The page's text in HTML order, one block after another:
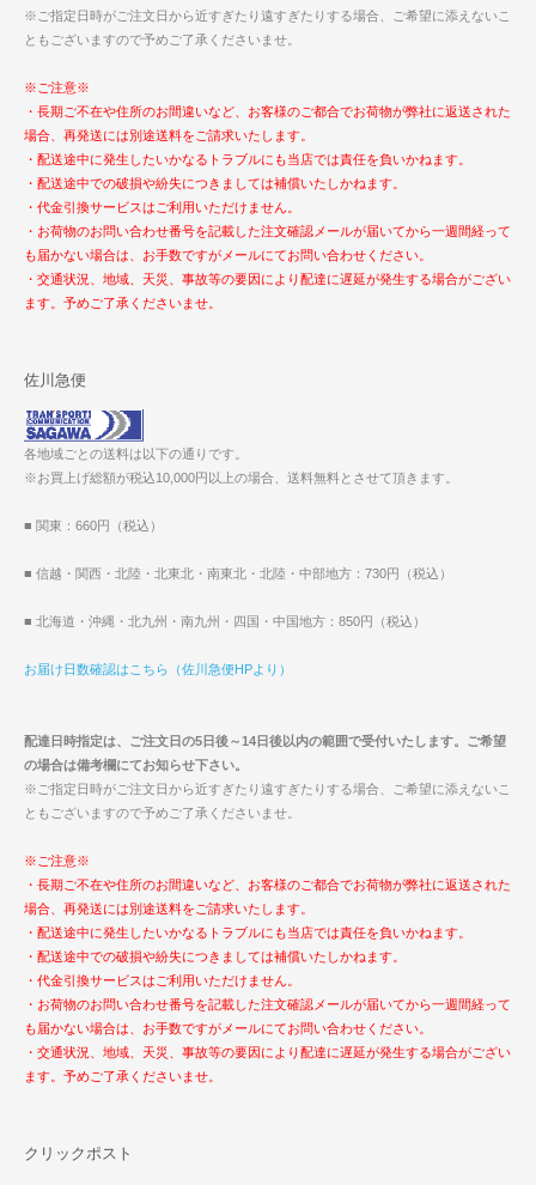
※ご指定日時がご注文日から近すぎたり遠すぎたりする場合、ご希望に添えないこ
ともございますので予めご了承くださいませ。
※ご注意※
・長期ご不在や住所のお間違いなど、お客様のご都合でお荷物が弊社に返送された
場合、再発送には別途送料をご請求いたします。
・配送途中に発生したいかなるトラブルにも当店では責任を負いかねます。
・配送途中での破損や紛失につきましては補償いたしかねます。
・代金引換サービスはご利用いただけません。
・お荷物のお問い合わせ番号を記載した注文確認メールが届いてから一週間経って
も届かない場合は、お手数ですがメールにてお問い合わせください。
・交通状況、地域、天災、事故等の要因により配達に遅延が発生する場合がござい
ます。予めご了承くださいませ。
佐川急便
各地域ごとの送料は以下の通りです。
※お買上げ総額が税込10,000円以上の場合、送料無料とさせて頂きます。
■ 関東：660円（税込）
■ 信越・関西・北陸・北東北・南東北・北陸・中部地方：730円（税込）
■ 北海道・沖縄・北九州・南九州・四国・中国地方：850円（税込）
お届け日数確認はこちら（佐川急便HPより）
配達日時指定は、ご注文日の5日後～14日後以内の範囲で受付いたします。ご希望
の場合は備考欄にてお知らせ下さい。
※ご指定日時がご注文日から近すぎたり遠すぎたりする場合、ご希望に添えないこ
ともございますので予めご了承くださいませ。
※ご注意※
・長期ご不在や住所のお間違いなど、お客様のご都合でお荷物が弊社に返送された
場合、再発送には別途送料をご請求いたします。
・配送途中に発生したいかなるトラブルにも当店では責任を負いかねます。
・配送途中での破損や紛失につきましては補償いたしかねます。
・代金引換サービスはご利用いただけません。
・お荷物のお問い合わせ番号を記載した注文確認メールが届いてから一週間経って
も届かない場合は、お手数ですがメールにてお問い合わせください。
・交通状況、地域、天災、事故等の要因により配達に遅延が発生する場合がござい
ます。予めご了承くださいませ。
クリックポスト